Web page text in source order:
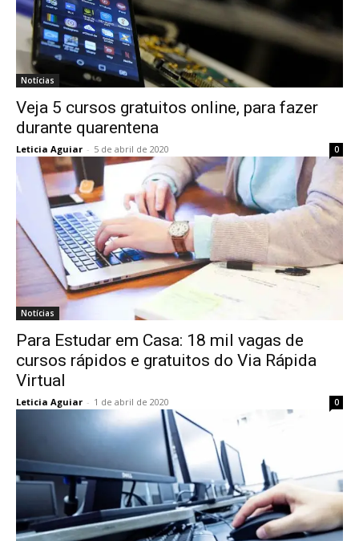
Notícias
Veja 5 cursos gratuitos online, para fazer
durante quarentena
Leticia Aguiar - 5 de abril de 2020 0
Notícias
Para Estudar em Casa: 18 mil vagas de
cursos rápidos e gratuitos do Via Rápida
Virtual
Leticia Aguiar - 1 de abril de 2020 0